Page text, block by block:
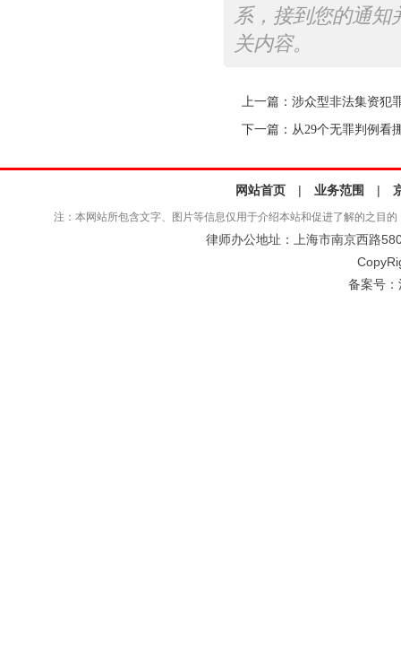
系，接到您的通知
关内容。
上一篇： 涉众型非法集资犯
下一篇： 从29个无罪判例看
网站首页 | 业务范围 |
注：本网站所包含文字、图片等信息仅用于介绍本站和促进了解的之目
律师办公地址：上海市南京西路
备案号：